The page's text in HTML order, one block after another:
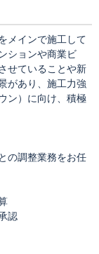
メインで施工して
ションや商業ビ
せていることや新
があり、施工力強
ン）に向け、積極
の調整業務をお任
認